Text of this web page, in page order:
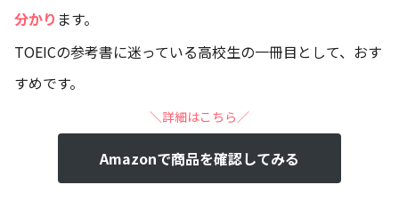
分かり ます。
TOEICの参考書に迷っている高校生の一冊目として、おす
すめです。
＼詳細はこちら／
Amazonで商品を確認してみる